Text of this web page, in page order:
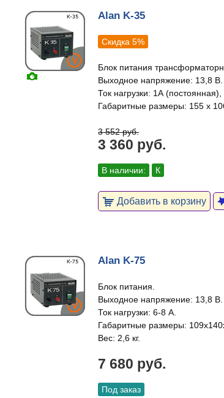
Alan K-35
Скидка 5%
Блок питания
Выходное напряжение: 13,8 В.
Ток нагрузки: 1А
Габаритные размеры: 155 х
3 552 руб.
3 360 руб.
В наличии: К
Добавить в корзину
Alan K-75
Блок питания.
Выходное напряжение: 13,8 В.
Ток нагрузки: 6-8 А.
Габаритные размеры:
Вес: 2,6 кг.
7 680 руб.
Под заказ